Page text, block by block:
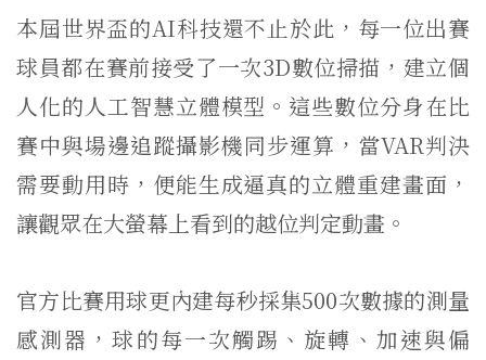
本屆世界盃的AI科技還不止於此，每一位出賽
球員都在賽前接受了一次3D數位掃描，建立個
人化的人工智慧立體模型。這些數位分身在比
賽中與場邊追蹤攝影機同步運算，當VAR判決
需要動用時，便能生成逼真的立體重建畫面，
讓觀眾在大螢幕上看到的越位判定動畫。
官方比賽用球更內建每秒採集500次數據的測量
感測器，球的每一次觸踢、旋轉、加速與偏